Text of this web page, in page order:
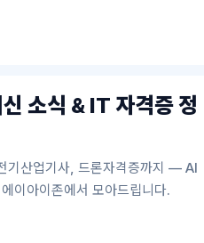
소식 & IT 자격증 정
기산업기사, 드론자격증까지 — AI
이아이존에서 모아드립니다.